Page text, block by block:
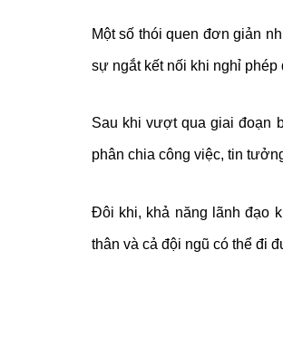
Một số thói quen đơn giản
sự ngắt kết nối khi nghỉ phép
Sau khi vượt qua giai đoạn
phân chia công việc, tin
Đôi khi, khả năng lãnh đạo
thân và cả đội ngũ có thể đi